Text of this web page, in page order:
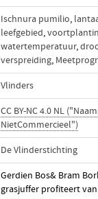
Ischnura pumilio,
leefgebied,
watertemperatuur,
verspreiding,
Vlinders
CC BY-NC 4.0 NL
NietCommercieel")
De Vlinderstichting
Gerdien Bos& Bram
grasjuffer profiteert